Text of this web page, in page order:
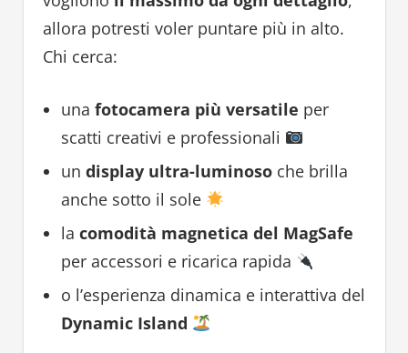
allora potresti voler puntare più in alto.
Chi cerca:
una fotocamera più versatile per
scatti creativi e professionali
un display ultra-luminosoche brilla
anche sotto il sole
la comodità magnetica del MagSafe
per accessori e ricarica rapida
o l’esperienza dinamica e interattiva del
Dynamic Island